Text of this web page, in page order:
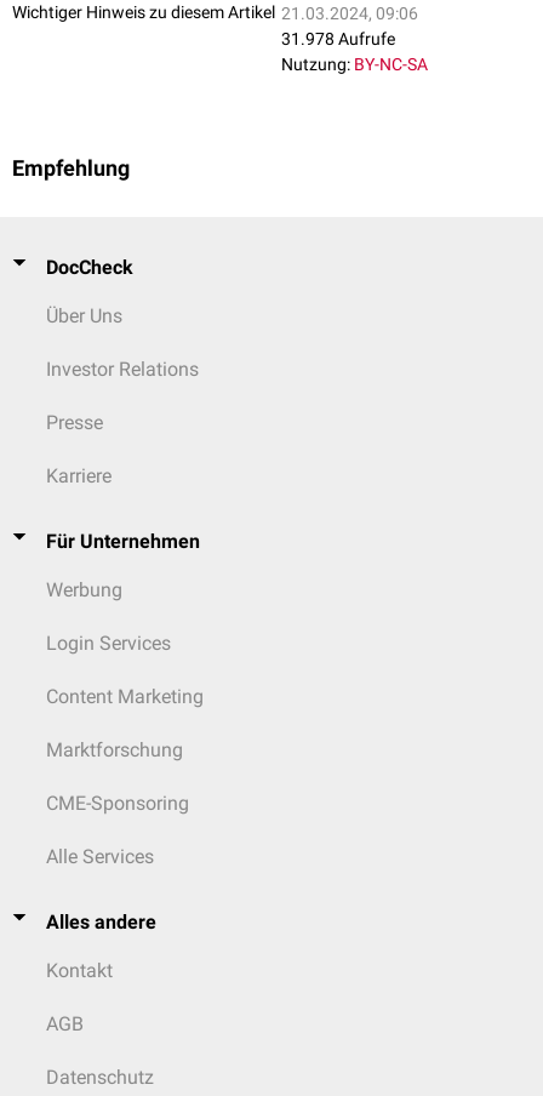
Wichtiger Hinweis zu diesem Artikel 21.03.2024, 09:06
31.978 Aufrufe
Nutzung: BY-NC-SA
Empfehlung
DocCheck
Über Uns
Investor Relations
Presse
Karriere
Für Unternehmen
Werbung
Login Services
Content Marketing
Marktforschung
CME-Sponsoring
Alle Services
Alles andere
Kontakt
AGB
Datenschutz